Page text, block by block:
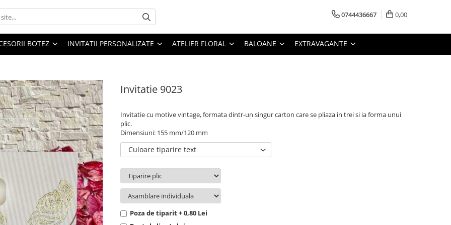
0744436667 0,00
BOTEZ INVITATII PERSONALIZATE ATELIER FLORAL BALOANE EXTRAVAGANȚE
Invitatie 9023
Invitatie cu motive vintage, formata dintr-un singur carton care se pliaza in trei si ia forma unui
plic.
Dimensiuni: 155 mm/120 mm
Culoare tiparire text
Poza de tiparit + 0,80 Lei